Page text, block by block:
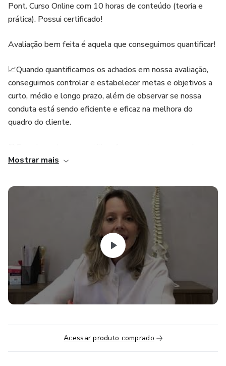
Pont. Curso Online com 10 horas de conteúdo (teoria e
prática). Possui certificado!
Avaliação bem feita é aquela que conseguimos quantificar!
📈Quando quantificamos os achados em nossa avaliação,
conseguimos controlar e estabelecer metas e objetivos a
curto, médio e longo prazo, além de observar se nossa
conduta está sendo eficiente e eficaz na melhora do
quadro do cliente.
de forma válida e confiável, mensurar nossas variáveis
💡E para quem utiliza o pilates como mais um recurso
terapêutico, a avaliação é a chave principal para a conduta
✅ A avaliação deve ser realizada constantemente para
identificar se houve alterações nos sintomas e queixas do
cliente, bem como observar se os objetivos estabelecidos
em sua conduta estão sendo atingidos.
válida e eficiente e também uma avaliação palpatória, que
possui um resultado rápido.
Mostrar mais
Acessar produto comprado